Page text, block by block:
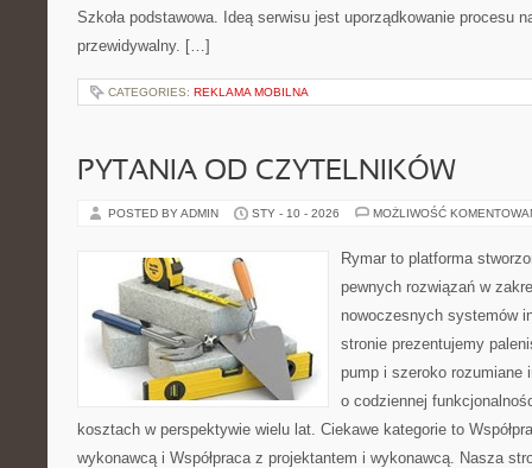
Szkoła podstawowa. Ideą serwisu jest uporządkowanie procesu
przewidywalny. […]
CATEGORIES: REKLAMA MOBILNA
PYTANIA OD CZYTELNIKÓW
POSTED BY ADMIN STY - 10 - 2026 MOŻLIWOŚĆ
Rymar to platforma
pewnych rozwiązań w
nowoczesnych systemów
stronie prezentujemy
pump i szeroko rozumiane
o codziennej
kosztach w perspektywie wielu lat. Ciekawe kategorie to
wykonawcą i Współpraca z projektantem i wykonawcą. Nasza